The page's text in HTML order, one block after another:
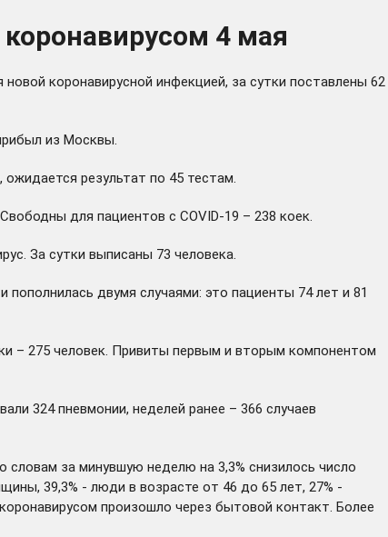
4 мая
коронавирусной инфекцией, за сутки поставлены 62
из Москвы.
результат по 45 тестам.
для пациентов с COVID-19 – 238 коек.
За сутки выписаны 73 человека.
двумя случаями: это пациенты 74 лет и 81
– 275 человек. Привиты первым и вторым компонентом
324 пневмонии, неделей ранее – 366 случаев
словам за минувшую неделю на 3,3% снизилось число
39,3% - люди в возрасте от 46 до 65 лет, 27% -
произошло через бытовой контакт. Более